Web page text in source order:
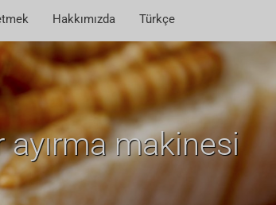
Hakkımızda Türkçe
makinesi